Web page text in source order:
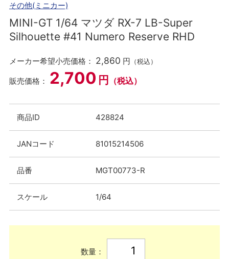
その他(ミニカー)
MINI-GT 1/64 マツダ RX-7 LB-Super
Silhouette #41 Numero Reserve RHD
メーカー希望小売価格： 2,860 円 （税込）
販売価格： 2,700 円 （税込）
商品ID 428824
JANコード 81015214506
品番 MGT00773-R
スケール 1/64
数量：